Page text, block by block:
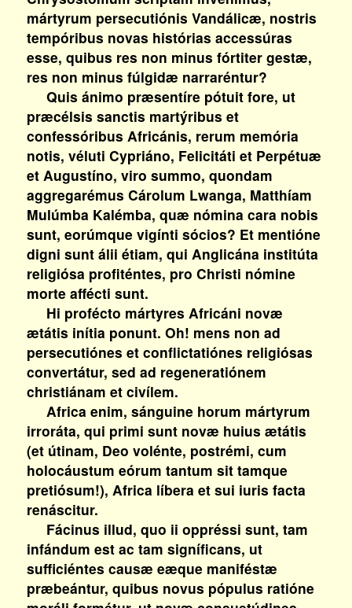
mártyrum persecutiónis Vandálicæ, nostris
tempóribus novas histórias accessúras
esse, quibus res non minus fórtiter gestæ,
res non minus fúlgidæ narraréntur?
Quis ánimo præsentíre pótuit fore, ut
præcélsis sanctis martýribus et
confessóribus Africánis, rerum memória
notis, véluti Cypriáno, Felicitáti et Perpétuæ
et Augustíno, viro summo, quondam
aggregarémus Cárolum Lwanga, Matthíam
Mulúmba Kalémba, quæ nómina cara nobis
sunt, eorúmque vigínti sócios? Et mentióne
digni sunt álii étiam, qui Anglicána institúta
religiósa profiténtes, pro Christi nómine
morte affécti sunt.
Hi profécto mártyres Africáni novæ
ætátis inítia ponunt. Oh! mens non ad
persecutiónes et conflictatiónes religiósas
convertátur, sed ad regeneratiónem
christiánam et civílem.
Africa enim, sánguine horum mártyrum
irroráta, qui primi sunt novæ huius ætátis
(et útinam, Deo volénte, postrémi, cum
holocáustum eórum tantum sit tamque
pretiósum!), Africa líbera et sui iuris facta
renáscitur.
Fácinus illud, quo ii oppréssi sunt, tam
infándum est ac tam signíficans, ut
sufficiéntes causæ eæque maniféstæ
præbeántur, quibus novus pópulus ratióne